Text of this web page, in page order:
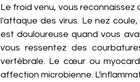
Le froid venu, vous reconnaissez
l'attaque des virus. Le nez
est douloureuse quand vous
vous ressentez des
vertébrale. Le cœur ou
affection microbienne.